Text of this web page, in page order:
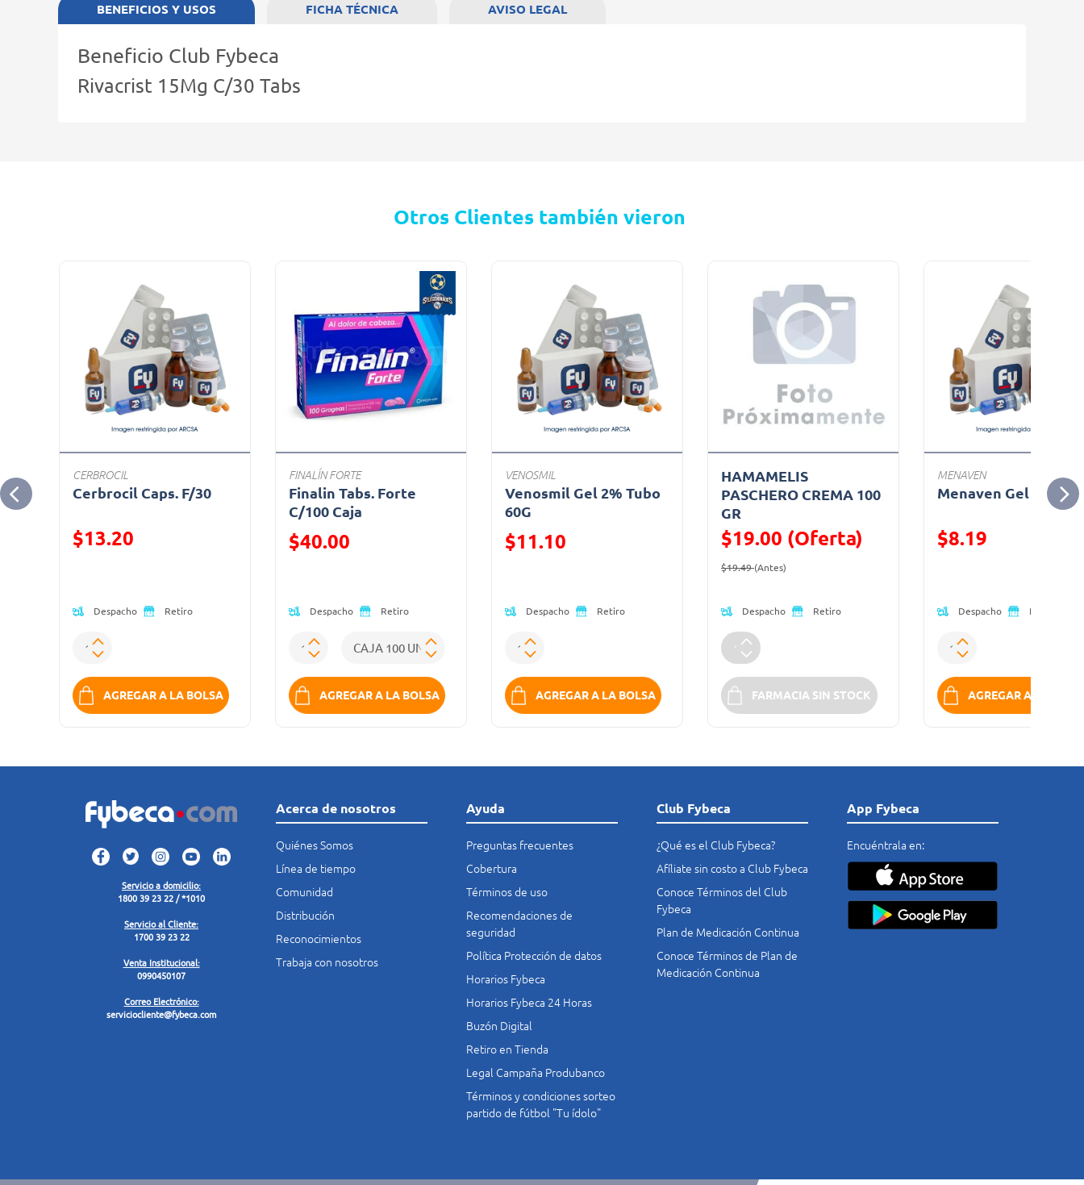
BENEFICIOS Y USOS
Beneficio Club Fybeca
Rivacrist 15Mg C/30 Tabs
FICHA TÉCNICA AVISO LEGAL
Otros Clientes también vieron
CERBROCIL
Cerbrocil Caps. F/30
$13.20
Despacho Retiro
AGREGAR A LA BOLSA
FINALÍN FORTE
Finalin Tabs. Forte
C/100 Caja
Precio reducido de
$40.00
Despacho Retiro
AGREGAR A LA BOLSA
VENOSMIL
Venosmil Gel 2% Tubo
60G
Precio reducido de
$11.10
Despacho Retiro
AGREGAR A LA BOLSA
HAMAMELIS
PASCHERO CREMA 100
GR
$19.00 (Oferta)
Precio reducido de
$19.49(Antes)
Despacho Retiro
FARMACIA SIN STOCK
MENAVEN
Menaven Gel T/30 Gr.
$8.19
Despacho Retiro
AGREGAR A LA
Servicio a domicilio:
1800 39 23 22 / *1010
Servicio al Cliente:
1700 39 23 22
Venta Institucional:
0990450107
Correo Electrónico:
serviciocliente@fybeca.com
Acerca de nosotros
Quiénes Somos
Línea de tiempo
Comunidad
Distribución
Reconocimientos
Trabaja con nosotros
Ayuda
Preguntas frecuentes
Cobertura
Términos de uso
Recomendaciones de
seguridad
Política Protección de datos
Horarios Fybeca
Horarios Fybeca 24 Horas
Buzón Digital
Retiro en Tienda
Legal Campaña Produbanco
Términos y condiciones sorteo
partido de fútbol "Tu ídolo"
Club Fybeca
¿Qué es el Club Fybeca?
Afíliate sin costo a Club Fybeca
Conoce Términos del Club
Fybeca
Plan de Medicación Continua
Conoce Términos de Plan de
Medicación Continua
App Fybeca
Encuéntrala en: